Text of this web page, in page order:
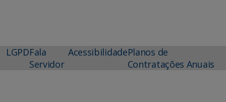
LGPDFala
Servidor
AcessibilidadePlanos de
Contratações Anuais